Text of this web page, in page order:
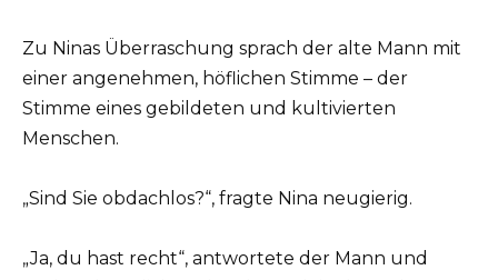
Zu Ninas Überraschung sprach der alte Mann mit
einer angenehmen, höflichen Stimme – der
Stimme eines gebildeten und kultivierten
Menschen.
„Sind Sie obdachlos?“, fragte Nina neugierig.
„Ja, du hast recht“, antwortete der Mann und